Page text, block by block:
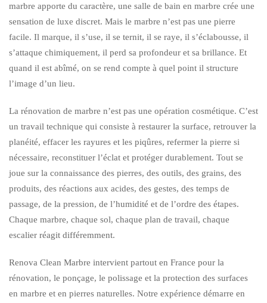
marbre apporte du caractère, une salle de bain en marbre crée une
sensation de luxe discret. Mais le marbre n’est pas une pierre
facile. Il marque, il s’use, il se ternit, il se raye, il s’éclabousse, il
s’attaque chimiquement, il perd sa profondeur et sa brillance. Et
quand il est abîmé, on se rend compte à quel point il structure
l’image d’un lieu.
La rénovation de marbre n’est pas une opération cosmétique. C’est
un travail technique qui consiste à restaurer la surface, retrouver la
planéité, effacer les rayures et les piqûres, refermer la pierre si
nécessaire, reconstituer l’éclat et protéger durablement. Tout se
joue sur la connaissance des pierres, des outils, des grains, des
produits, des réactions aux acides, des gestes, des temps de
passage, de la pression, de l’humidité et de l’ordre des étapes.
Chaque marbre, chaque sol, chaque plan de travail, chaque
escalier réagit différemment.
Renova Clean Marbre intervient partout en France pour la
rénovation, le ponçage, le polissage et la protection des surfaces
en marbre et en pierres naturelles. Notre expérience démarre en